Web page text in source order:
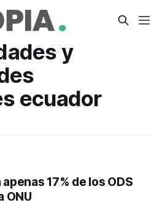
y
ecuador
17% de los ODS
ONU